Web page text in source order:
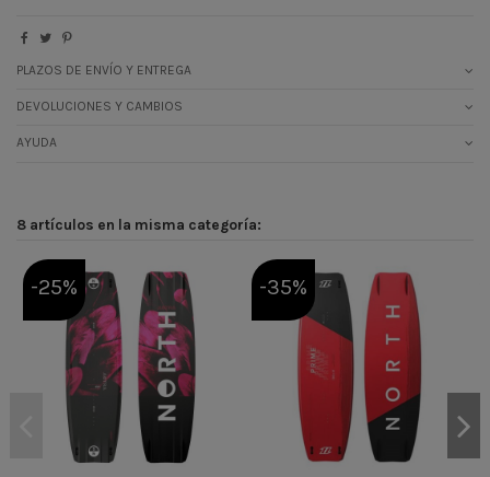
PLAZOS DE ENVÍO Y ENTREGA
DEVOLUCIONES Y CAMBIOS
AYUDA
8 artículos en la misma categoría:
-25% -35%